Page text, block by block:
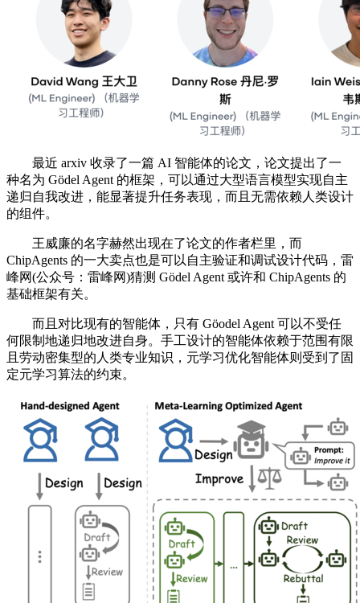
最近 arxiv 收录了一篇 AI 智能体的论文，论文提出了一
种名为 Gödel Agent 的框架，可以通过大型语言模型实现自主
递归自我改进，能显著提升任务表现，而且无需依赖人类设计
的组件。
王威廉的名字赫然出现在了论文的作者栏里，而
ChipAgents 的一大卖点也是可以自主验证和调试设计代码，雷
峰网(公众号：雷峰网)猜测 Gödel Agent 或许和 ChipAgents 的
基础框架有关。
而且对比现有的智能体，只有 Göodel Agent 可以不受任
何限制地递归地改进自身。手工设计的智能体依赖于范围有限
且劳动密集型的人类专业知识，元学习优化智能体则受到了固
定元学习算法的约束。